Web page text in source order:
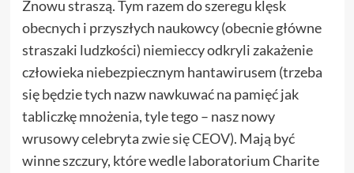
Znowu straszą. Tym razem do szeregu klęsk
obecnych i przyszłych naukowcy (obecnie główne
straszaki ludzkości) niemieccy odkryli zakażenie
człowieka niebezpiecznym hantawirusem (trzeba
się będzie tych nazw nawkuwać na pamięć jak
tabliczkę mnożenia, tyle tego – nasz nowy
wrusowy celebryta zwie się CEOV). Mają być
winne szczury, które wedle laboratorium Charite